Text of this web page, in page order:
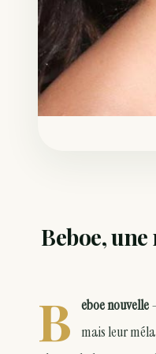
Beboe,
B eboe nouvelle
mais leur